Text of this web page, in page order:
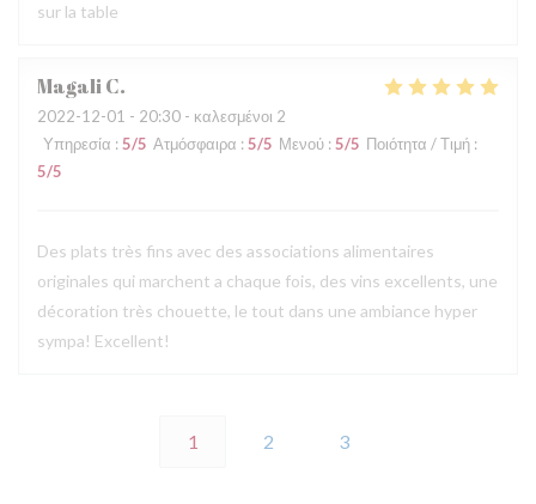
sur la table
MagaliC
2022-12-01 - 20:30 - καλεσμένοι 2
Υπηρεσία : 5/5 Ατμόσφαιρα : 5/5 Μενού : 5/5 Ποιότητα / Τιμή :
5/5
Des plats très fins avec des associations alimentaires
originales qui marchent a chaque fois, des vins excellents, une
décoration très chouette, le tout dans une ambiance hyper
sympa! Excellent!
1 2 3